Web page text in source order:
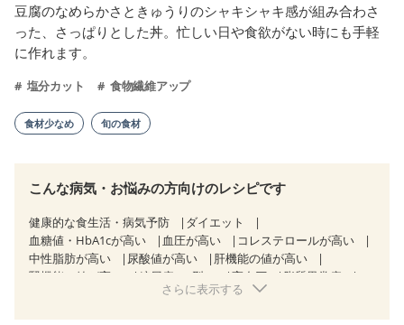
豆腐のなめらかさときゅうりのシャキシャキ感が組み合わさ
った、さっぱりとした丼。忙しい日や食欲がない時にも手軽
に作れます。
塩分カット 食物繊維アップ
食材少なめ 旬の食材
こんな病気・お悩みの方向けのレシピです
健康的な食生活・病気予防
ダイエット
血糖値・HbA1cが高い
血圧が高い
コレステロールが高い
中性脂肪が高い
尿酸値が高い
肝機能の値が高い
腎機能の値が高い
糖尿病（2型） 高血圧
脂質異常症
狭心症 心筋梗塞
さらに表示する